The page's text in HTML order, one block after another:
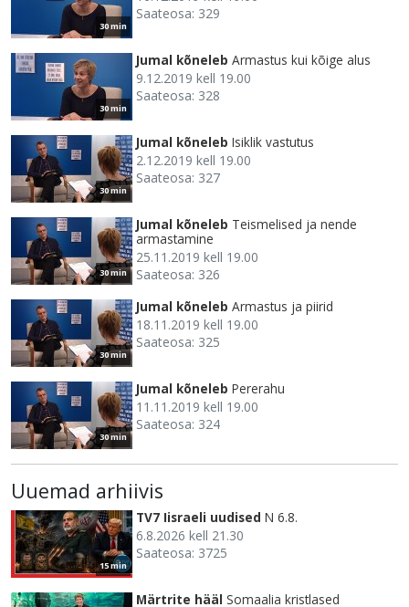
30 min
Saateosa: 329
30 min
Jumal kõneleb Armastus kui kõige alus
9.12.2019 kell 19.00
Saateosa: 328
30 min
Jumal kõneleb Isiklik vastutus
2.12.2019 kell 19.00
Saateosa: 327
30 min
Jumal kõneleb Teismelised ja nende
armastamine
25.11.2019 kell 19.00
Saateosa: 326
30 min
Jumal kõneleb Armastus ja piirid
18.11.2019 kell 19.00
Saateosa: 325
30 min
Jumal kõneleb Pererahu
11.11.2019 kell 19.00
Saateosa: 324
Uuemad arhiivis
15 min
TV7 Iisraeli uudised N 6.8.
6.8.2026 kell 21.30
Saateosa: 3725
Märtrite hääl Somaalia kristlased